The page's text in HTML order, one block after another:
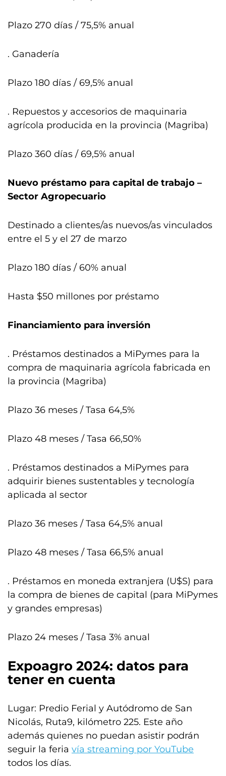
Plazo 270 días / 75,5% anual
. Ganadería
Plazo 180 días / 69,5% anual
. Repuestos y accesorios de maquinaria
agrícola producida en la provincia (Magriba)
Plazo 360 días / 69,5% anual
Nuevo préstamo para capital de trabajo –
Sector Agropecuario
Destinado a clientes/as nuevos/as vinculados
entre el 5 y el 27 de marzo
Plazo 180 días / 60% anual
Hasta $50 millones por préstamo
Financiamiento para inversión
. Préstamos destinados a MiPymes para la
compra de maquinaria agrícola fabricada en
la provincia (Magriba)
Plazo 36 meses / Tasa 64,5%
Plazo 48 meses / Tasa 66,50%
. Préstamos destinados a MiPymes para
adquirir bienes sustentables y tecnología
aplicada al sector
Plazo 36 meses / Tasa 64,5% anual
Plazo 48 meses / Tasa 66,5% anual
. Préstamos en moneda extranjera (U$S) para
la compra de bienes de capital (para MiPymes
y grandes empresas)
Plazo 24 meses / Tasa 3% anual
Expoagro 2024: datos para
tener en cuenta
Lugar: Predio Ferial y Autódromo de San
Nicolás, Ruta9, kilómetro 225. Este año
además quienes no puedan asistir podrán
seguir la feria vía streaming por YouTube
todos los días.